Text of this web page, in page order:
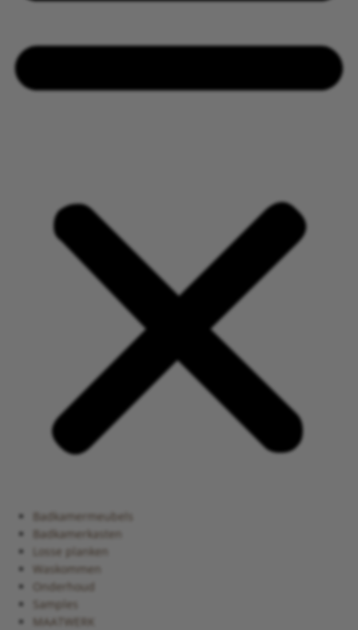
Badkamermeubels
Badkamerkasten
Losse planken
Waskommen
Onderhoud
Samples
MAATWERK